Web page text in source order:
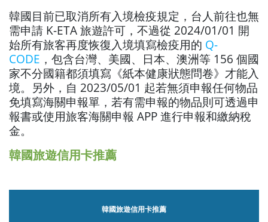
韓國目前已取消所有入境檢疫規定，台人前往也無
需申請 K-ETA 旅遊許可，不過從 2024/01/01 開
始所有旅客再度恢復入境填寫檢疫用的 Q-
CODE ，包含台灣、美國、日本、澳洲等 156 個國
家不分國籍都須填寫《紙本健康狀態問卷》才能入
境。另外，自 2023/05/01 起若無須申報任何物品
免填寫海關申報單，若有需申報的物品則可透過申
報書或使用旅客海關申報 APP 進行申報和繳納稅
金。
韓國旅遊信用卡推薦
韓國旅遊信用卡推薦